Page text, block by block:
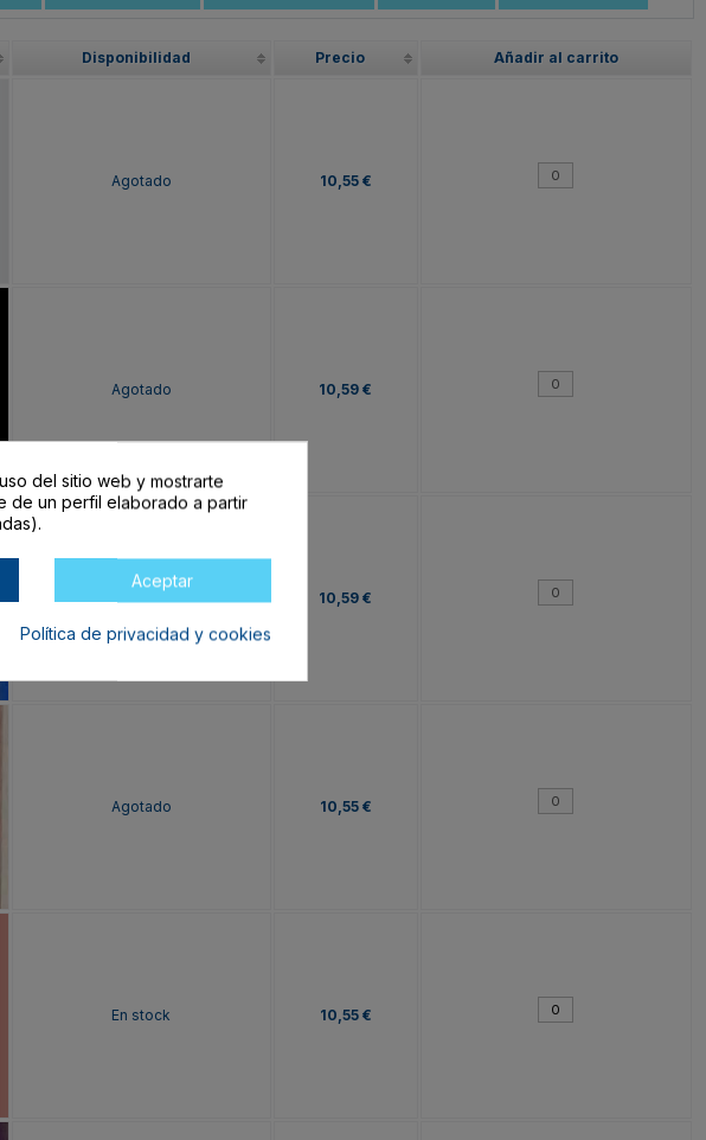
Disponibilidad Precio Añadir al carrito
Agotado 10,55 €
Agotado 10,59 €
Agotado 10,59 €
Agotado 10,55 €
En stock 10,55 €
del sitio web y mostrarte
de un perfil elaborado a partir
Aceptar
Política de privacidad y cookies